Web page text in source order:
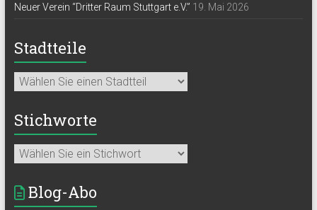
Neuer Verein “Dritter Raum Stuttgart e.V.” 19. Mai 2026
Stadtteile
Stichworte
Blog-Abo